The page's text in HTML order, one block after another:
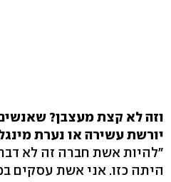
וזה לא קצת מעצבן?
יורשת עשירה או נערת
"להיות אשת חברה זה לא
היתה כזו. אני אשת עסקים